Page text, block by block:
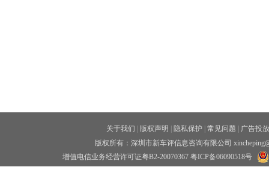
关于我们 | 版权声明 | 隐私保护 | 常见问题 | 广告投放
版权所有：深圳市新车评信息咨询有限公司
增值电信业务经营许可证粤B2-20070367 粤ICP备06090518号